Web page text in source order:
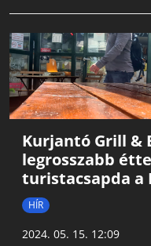
Kurjantó Grill &
legrosszabb
turistacsapda a
HÍR
2024. 05. 15. 12:09